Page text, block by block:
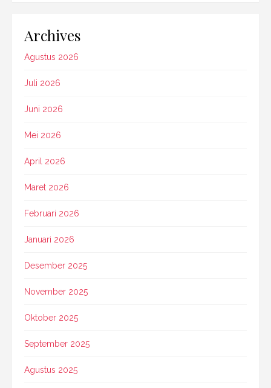
Archives
Agustus 2026
Juli 2026
Juni 2026
Mei 2026
April 2026
Maret 2026
Februari 2026
Januari 2026
Desember 2025
November 2025
Oktober 2025
September 2025
Agustus 2025